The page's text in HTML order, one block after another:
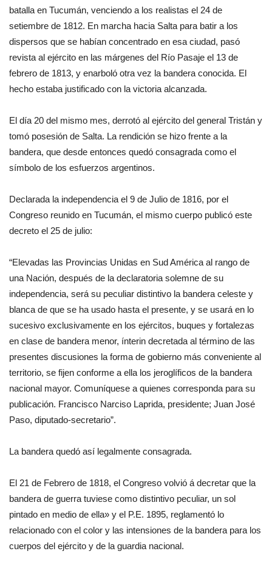
batalla en Tucumán, venciendo a los realistas el 24 de
setiembre de 1812. En marcha hacia Salta para batir a los
dispersos que se habían concentrado en esa ciudad, pasó
revista al ejército en las márgenes del Río Pasaje el 13 de
febrero de 1813, y enarboló otra vez la bandera conocida. El
hecho estaba justificado con la victoria alcanzada.
El día 20 del mismo mes, derrotó al ejército del general Tristán y
tomó posesión de Salta. La rendición se hizo frente a la
bandera, que desde entonces quedó consagrada como el
símbolo de los esfuerzos argentinos.
Declarada la independencia el 9 de Julio de 1816, por el
Congreso reunido en Tucumán, el mismo cuerpo publicó este
decreto el 25 de julio:
“Elevadas las Provincias Unidas en Sud América al rango de
una Nación, después de la declaratoria solemne de su
independencia, será su peculiar distintivo la bandera celeste y
blanca de que se ha usado hasta el presente, y se usará en lo
sucesivo exclusivamente en los ejércitos, buques y fortalezas
en clase de bandera menor, ínterin decretada al término de las
presentes discusiones la forma de gobierno más conveniente al
territorio, se fijen conforme a ella los jeroglíficos de la bandera
nacional mayor. Comuníquese a quienes corresponda para su
publicación. Francisco Narciso Laprida, presidente; Juan José
Paso, diputado-secretario”.
La bandera quedó así legalmente consagrada.
El 21 de Febrero de 1818, el Congreso volvió á decretar que la
bandera de guerra tuviese como distintivo peculiar, un sol
pintado en medio de ella» y el P.E. 1895, reglamentó lo
relacionado con el color y las intensiones de la bandera para los
cuerpos del ejército y de la guardia nacional.